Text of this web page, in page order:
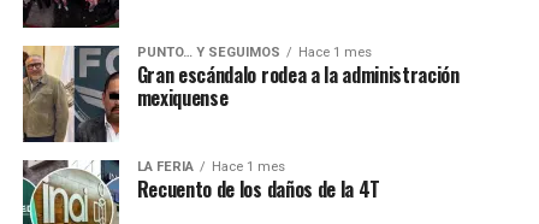
PUNTO… Y SEGUIMOS Hace 1 mes
Gran escándalo rodea a la administración
mexiquense
LA FERIA Hace 1 mes
Recuento de los daños de la 4T